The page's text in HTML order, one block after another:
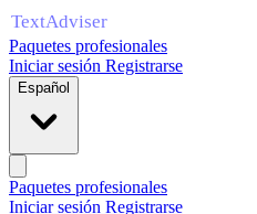
Paquetes profesionales
Iniciar sesión Registrarse
Español
Paquetes profesionales
Iniciar sesión Registrarse